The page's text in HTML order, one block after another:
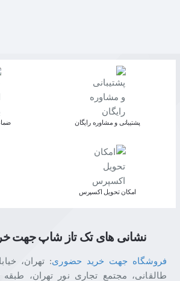
پشتیبانی و مشاوره رایگان
اﻣﮑﺎن ﺗﺤﻮﯾﻞ اﮐﺴﭙﺮس
نشانی های تک تاز شاپ جهت
فروشگاه جهت خرید حضوری: تهران،
طالقانی، مجتمع تجاری نور تهران، طبقه